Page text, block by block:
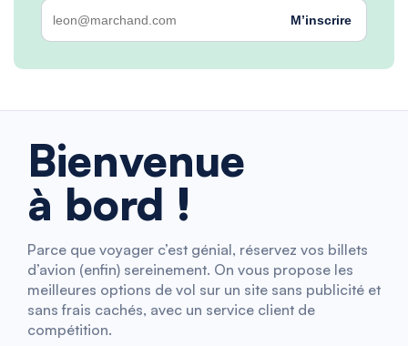
M’inscrire
Bienvenue
à bord !
Parce que voyager c’est génial, réservez vos billets
d’avion (enfin) sereinement. On vous propose les
meilleures options de vol sur un site sans publicité et
sans frais cachés, avec un service client de
compétition.